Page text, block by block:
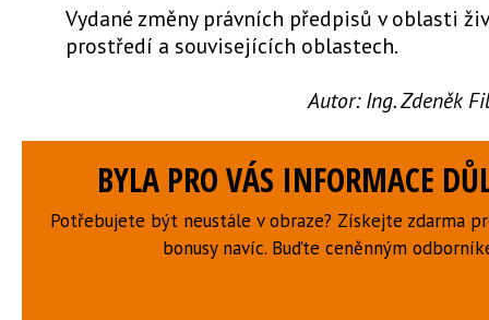
Vydané změny právních předpisů v oblasti
prostředí a souvisejících oblastech.
Autor: Ing. Zdeněk
BYLA PRO VÁS INFORMACE
Potřebujete být neustále v obraze? Získejte zdarma
bonusy navíc. Buďte ceněnným